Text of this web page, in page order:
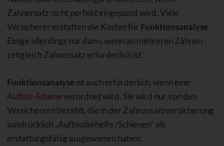
Zahnersatz nicht perfekt eingepasst wird. Viele
Versicherer erstatten die Kosten für Funktionsanalyse.
Einige allerdings nur dann, wenn an mehreren Zähnen
zeitgleich Zahnersatz erforderlich ist.
Funktionsanalyse ist auch erforderlich, wenn eine
Aufbiss-Schieneverordnet wird. Sie wird nur von den
Versicherern bezahlt, die in der Zahnzusatzversicherung
ausdrücklich „Aufbissbehelfe /Schienen" als
erstattungsfähig ausgewiesen haben.